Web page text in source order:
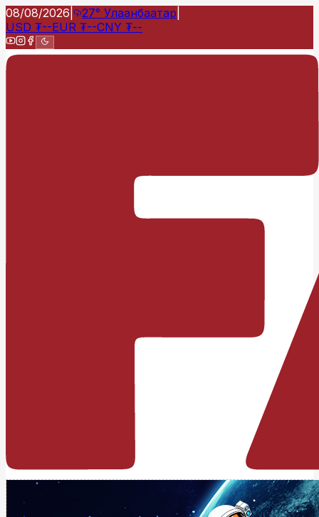
08/08/2026 27° Улаанбаатар
USD ₮--EUR ₮--CNY ₮--